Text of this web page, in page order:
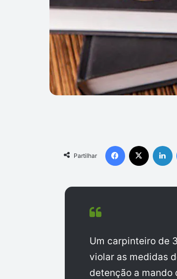
Partilhar
Facebook
Um carpinteiro de
violar as medidas
detenção a